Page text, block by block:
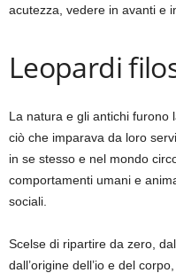
acutezza, vedere in avanti e
Leopardi
La natura e gli antichi furono
ciò che imparava da loro
in se stesso e nel mondo
comportamenti umani e
sociali.
Scelse di ripartire da zero,
dall’origine dell’io e del